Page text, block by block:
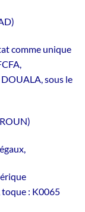
comme unique
sous le
toque : K0065